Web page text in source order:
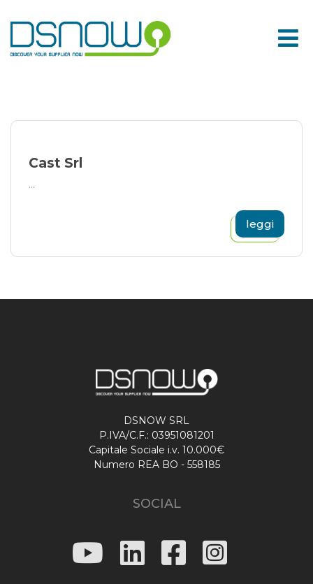
to
content
Cast Srl
...
leggi
DSNOW SRL
P.IVA/C.F.: 03951081201
Capitale Sociale i.v. 10.000€
Numero REA BO - 558185
SOCIAL